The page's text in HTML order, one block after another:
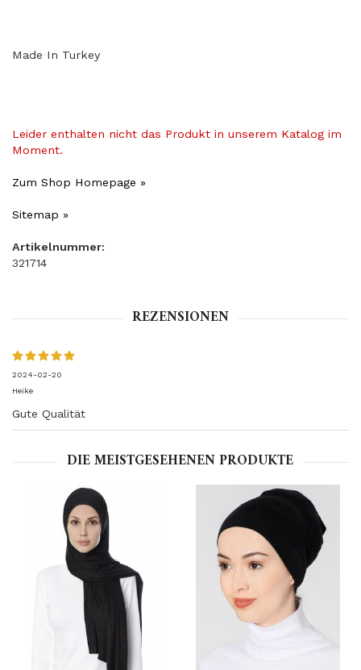
Made In Turkey
Leider enthalten nicht das Produkt in unserem Katalog im
Moment.
Zum Shop Homepage »
Sitemap »
Artikelnummer:
321714
REZENSIONEN
2024-02-20
Heike
Gute Qualität
DIE MEISTGESEHENEN PRODUKTE